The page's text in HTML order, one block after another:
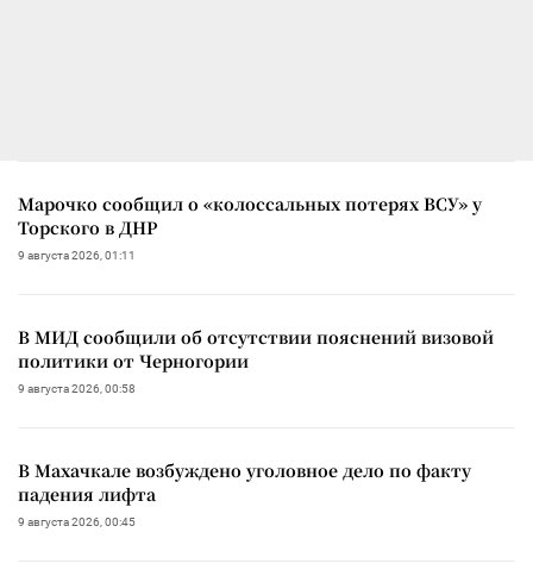
Марочко сообщил о «колоссальных потерях ВСУ» у
Торского в ДНР
9 августа 2026, 01:11
В МИД сообщили об отсутствии пояснений визовой
политики от Черногории
9 августа 2026, 00:58
В Махачкале возбуждено уголовное дело по факту
падения лифта
9 августа 2026, 00:45